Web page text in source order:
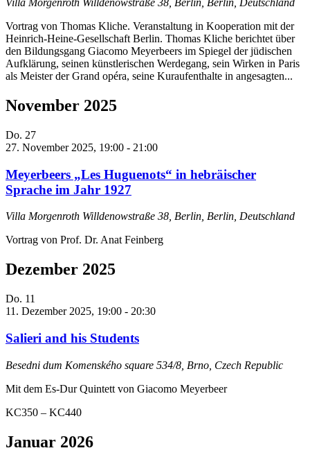
Villa Morgenroth Willdenowstraße 38, Berlin, Berlin, Deutschland
Vortrag von Thomas Kliche. Veranstaltung in Kooperation mit der
Heinrich-Heine-Gesellschaft Berlin. Thomas Kliche berichtet über
den Bildungsgang Giacomo Meyerbeers im Spiegel der jüdischen
Aufklärung, seinen künstlerischen Werdegang, sein Wirken in Paris
als Meister der Grand opéra, seine Kuraufenthalte in angesagten...
November 2025
Do. 27
27. November 2025, 19:00 - 21:00
Meyerbeers „Les Huguenots“ in hebräischer
Sprache im Jahr 1927
Villa Morgenroth Willdenowstraße 38, Berlin, Berlin, Deutschland
Vortrag von Prof. Dr. Anat Feinberg
Dezember 2025
Do. 11
11. Dezember 2025, 19:00 - 20:30
Salieri and his Students
Besedni dum Komenského square 534/8, Brno, Czech Republic
Mit dem Es-Dur Quintett von Giacomo Meyerbeer
KC350 – KC440
Januar 2026